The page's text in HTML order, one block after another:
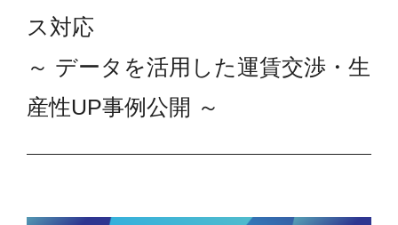
ス対応
～ データを活用した運賃交渉・生
産性UP事例公開 ～